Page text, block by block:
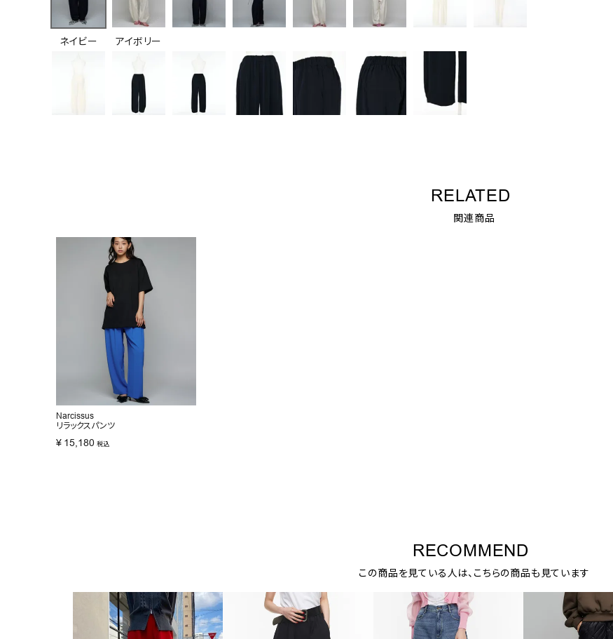
ネイビー アイボリー
RELATED
関連商品
Narcissus
リラックスパンツ
¥ 15,180 税込
RECOMMEND
この商品を見ている人は、こちらの商品も見ています